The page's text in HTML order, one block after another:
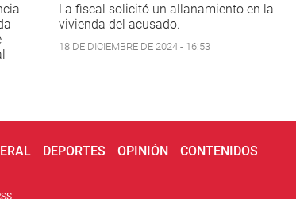
La fiscal solicitó un allanamiento en la
vivienda del acusado.
18 DE DICIEMBRE DE 2024 - 16:53
DEPORTES OPINIÓN CONTENIDOS